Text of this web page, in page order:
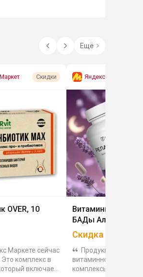
Ещё
Скидки
OVER, 10
Маркете сейчас
комплекс в
включает
Яндекс Маркет
Витамины,
БАДы Алтея
Скидка
Продукция Алтея:
витаминно-
комплексы и